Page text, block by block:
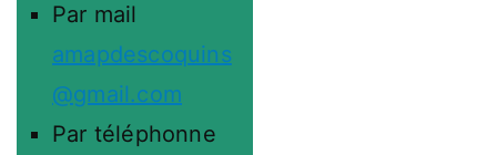
Par mail
amapdescoquins
@gmail.com
Par téléphonne